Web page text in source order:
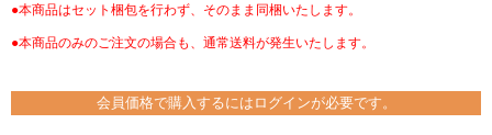
●本商品はセット梱包を行わず、そのまま同梱いたします。
●本商品のみのご注文の場合も、通常送料が発生いたします。
会員価格で購入するにはログインが必要です。